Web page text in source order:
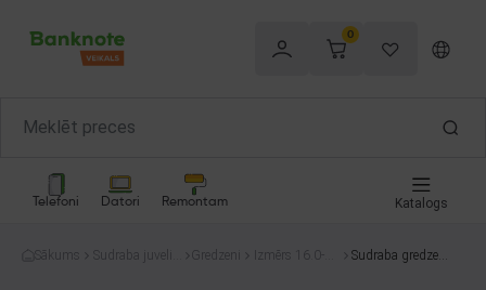
0
Telefoni Datori Remontam Katalogs
Sākums
Sudraba juvelier
Gredzeni
Izmērs 16.0-1
Sudraba gredzen